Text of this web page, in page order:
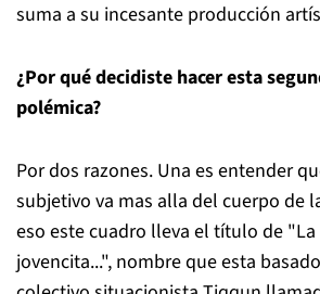
suma a su incesante producción
¿Por qué decidiste hacer esta
polémica?
Por dos razones. Una es entender
subjetivo va mas alla del cuerpo de
eso este cuadro lleva el título de
jovencita...", nombre que esta